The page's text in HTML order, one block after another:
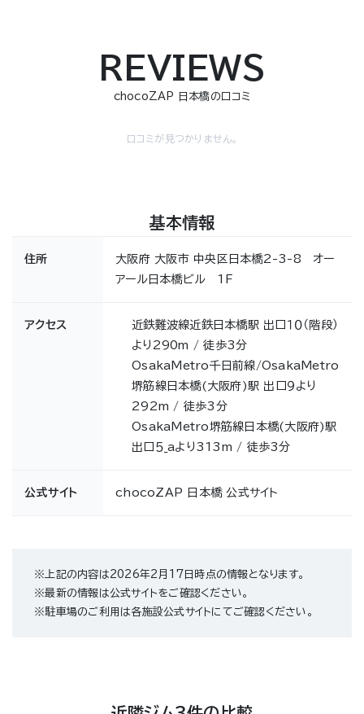
REVIEWS
chocoZAP 日本橋の口コミ
口コミが見つかりません。
基本情報
住所
大阪府 大阪市 中央区日本橋2-3-8 オー
アール日本橋ビル 1F
アクセス
近鉄難波線近鉄日本橋駅 出口１０（階段）
より290m / 徒歩3分
OsakaMetro千日前線/OsakaMetro
堺筋線日本橋(大阪府)駅 出口９より
292m / 徒歩3分
OsakaMetro堺筋線日本橋(大阪府)駅
出口５_aより313m / 徒歩3分
公式サイト chocoZAP 日本橋 公式サイト
※上記の内容は2026年2月17日時点の情報となります。
※最新の情報は公式サイトをご確認ください。
※駐車場のご利用は各施設公式サイトにてご確認ください。